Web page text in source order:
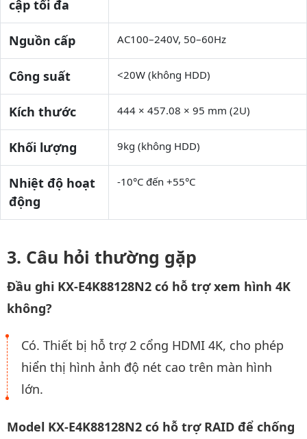
cập tối đa
Nguồn cấp AC100–240V, 50–60Hz
Công suất <20W (không HDD)
Kích thước 444 × 457.08 × 95 mm (2U)
Khối lượng 9kg (không HDD)
Nhiệt độ hoạt
động
-10°C đến +55°C
Câu hỏi thường gặp
Đầu ghi KX-E4K88128N2 có hỗ trợ xem hình 4K
không?
Có. Thiết bị hỗ trợ 2 cổng HDMI 4K, cho phép
hiển thị hình ảnh độ nét cao trên màn hình
lớn.
Model KX-E4K88128N2 có hỗ trợ RAID để chống